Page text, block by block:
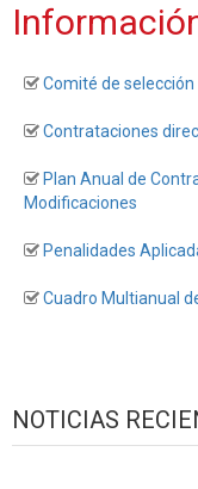
Comité de selección
Contrataciones
Plan Anual de
Modificaciones
Penalidades
Cuadro Multianual
NOTICIAS